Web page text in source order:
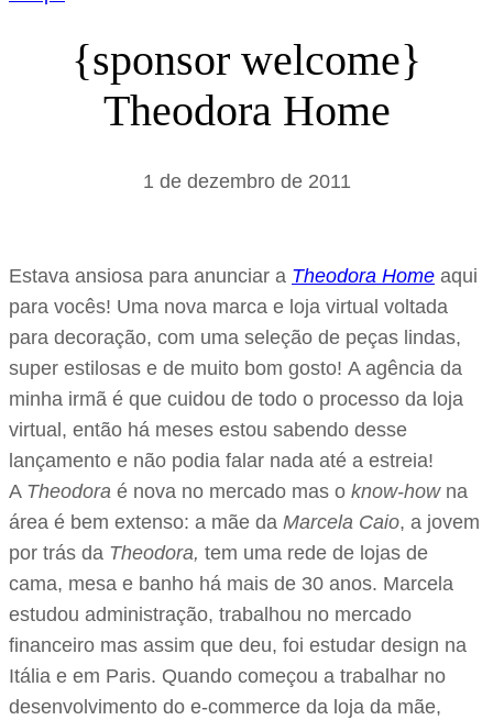
{sponsor welcome}
Theodora Home
1 de dezembro de 2011
Estava ansiosa para anunciar a Theodora Home aqui
para vocês! Uma nova marca e loja virtual voltada
para decoração, com uma seleção de peças lindas,
super estilosas e de muito bom gosto! A agência da
minha irmã é que cuidou de todo o processo da loja
virtual, então há meses estou sabendo desse
lançamento e não podia falar nada até a estreia!
A Theodora é nova no mercado mas o know-howna
área é bem extenso: a mãe da Marcela Caio, a jovem
por trás da Theodora, tem uma rede de lojas de
cama, mesa e banho há mais de 30 anos. Marcela
estudou administração, trabalhou no mercado
financeiro mas assim que deu, foi estudar design na
Itália e em Paris. Quando começou a trabalhar no
desenvolvimento do e-commerce da loja da mãe,